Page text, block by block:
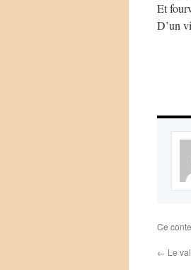
Et
D’un
Ce
← Le